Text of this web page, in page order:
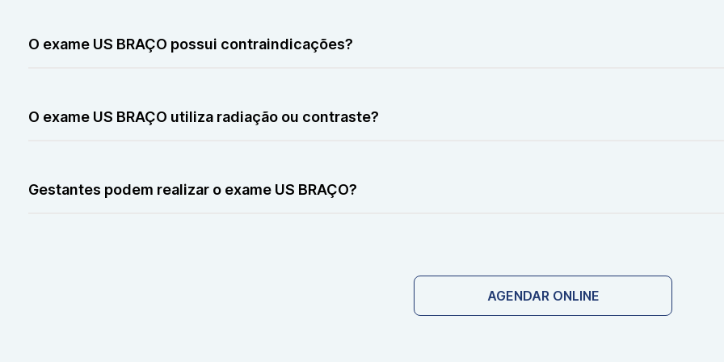
O exame US BRAÇO possui contraindicações?
O exame US BRAÇO utiliza radiação ou contraste?
Gestantes podem realizar o exame US BRAÇO?
AGENDAR ONLINE